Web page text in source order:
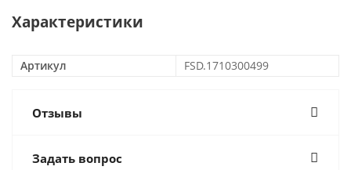
Характеристики
Артикул FSD.1710300499
Отзывы
Задать вопрос